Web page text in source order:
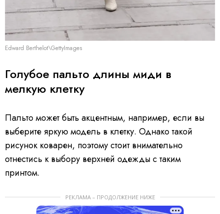
Edward Berthelot\GettyImages
Голубое пальто длины миди в
мелкую клетку
Пальто может быть акцентным, например, если вы
выберите яркую модель в клетку. Однако такой
рисунок коварен, поэтому стоит внимательно
отнестись к выбору верхней одежды с таким
принтом.
РЕКЛАМА – ПРОДОЛЖЕНИЕ НИЖЕ